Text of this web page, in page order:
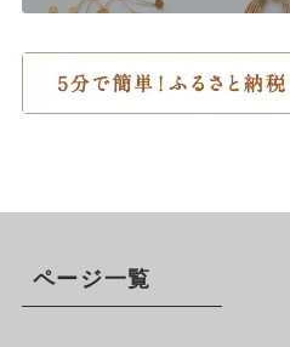
ページ一覧